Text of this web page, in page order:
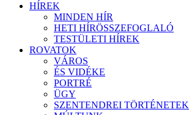
HÍREK
MINDEN HÍR
HETI HÍRÖSSZEFOGLALÓ
TESTÜLETI HÍREK
ROVATOK
VÁROS
ÉS VIDÉKE
PORTRÉ
ÜGY
SZENTENDREI TÖRTÉNETEK